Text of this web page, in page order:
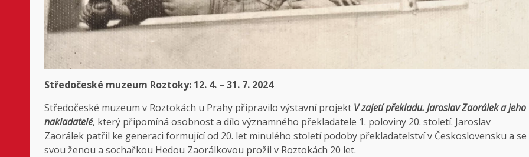
Středočeské muzeum Roztoky: 12. 4. – 31. 7. 2024
Středočeské muzeum v Roztokách u Prahy připravilo výstavní projekt V zajetí překladu. Jaroslav Zaorálek a jeho
nakladatelé, který připomíná osobnost a dílo významného překladatele 1. poloviny 20. století. Jaroslav
Zaorálek patřil ke generaci formující od 20. let minulého století podoby překladatelství v Československu a se
svou ženou a sochařkou Hedou Zaorálkovou prožil v Roztokách 20 let.